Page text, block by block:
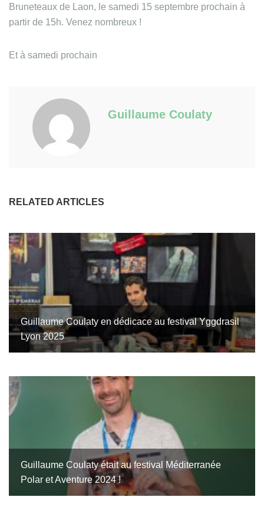
Bruneteaux de Laon, le samedi 15 septembre prochain à
partir de 15h. Venez nombreux !
Et à samedi prochain
Guillaume Coulaty
RELATED ARTICLES
Guillaume Coulaty en dédicace au festival Yggdrasil
Lyon 2025
Guillaume Coulaty était au festival Méditerranée
Polar et Aventure 2024 !